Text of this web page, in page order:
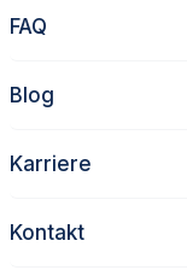
FAQ
Blog
Karriere
Kontakt
zu fairen
eine Auswahl